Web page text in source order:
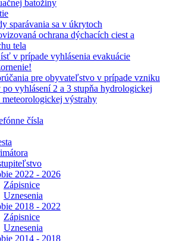
batožiny
sparávania sa v úkrytoch
ochrana dýchacích ciest a
tela
v prípade vyhlásenia evakuácie
pre obyvateľstvo v prípade vzniku
po vyhlásení 2 a 3 stupňa hydrologickej
meteorologickej výstrahy
čísla
2022 - 2026
Zápisnice
Uznesenia
2018 - 2022
Zápisnice
Uznesenia
2014 - 2018